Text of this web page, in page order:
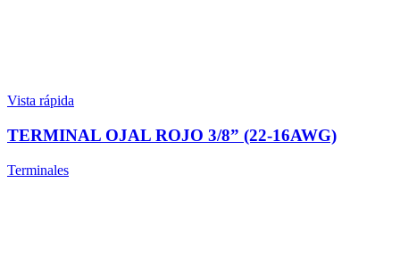
Vista rápida
TERMINAL OJAL ROJO 3/8” (22-16AWG)
Terminales